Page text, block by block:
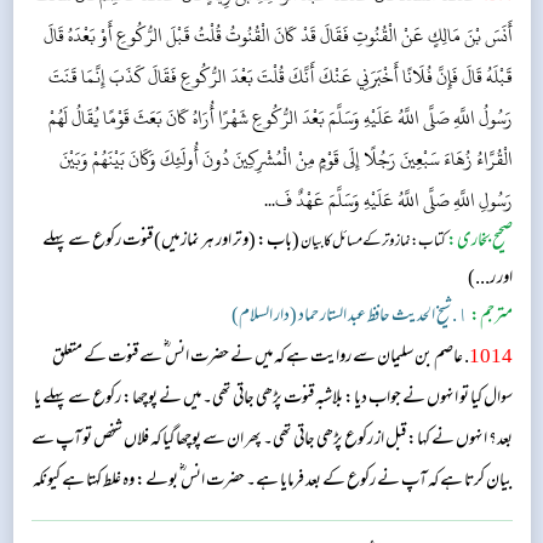
أَنَسَ بْنَ مَالِكٍ عَنْ الْقُنُوتِ فَقَالَ قَدْ كَانَ الْقُنُوتُ قُلْتُ قَبْلَ الرُّكُوعِ أَوْ بَعْدَهُ قَالَ
قَبْلَهُ قَالَ فَإِنَّ فُلَانًا أَخْبَرَنِي عَنْكَ أَنَّكَ قُلْتَ بَعْدَ الرُّكُوعِ فَقَالَ كَذَبَ إِنَّمَا قَنَتَ
رَسُولُ اللَّهِ صَلَّى اللَّهُ عَلَيْهِ وَسَلَّمَ بَعْدَ الرُّكُوعِ شَهْرًا أُرَاهُ كَانَ بَعَثَ قَوْمًا يُقَالُ لَهُمْ
الْقُرَّاءُ زُهَاءَ سَبْعِينَ رَجُلًا إِلَى قَوْمٍ مِنْ الْمُشْرِكِينَ دُونَ أُولَئِكَ وَكَانَ بَيْنَهُمْ وَبَيْنَ
رَسُولِ اللَّهِ صَلَّى اللَّهُ عَلَيْهِ وَسَلَّمَ عَهْدٌ فَ...
صحیح بخاری:کتاب: نماز وتر کے مسائل کا بیان(باب: (وتر اور ہر نماز میں) قنوت رکوع سے پہلے
اور ر...)
مترجم: ١. شیخ الحدیث حافظ عبد الستار حماد (دار السلام)
1014 . عاصم بن سلیمان سے روایت ہے کہ میں نے حضرت انس ؓ سے قنوت کے متعلق
سوال کیا تو انہوں نے جواب دیا: بلاشبہ قنوت پڑھی جاتی تھی۔ میں نے پوچھا: رکوع سے پہلے یا
بعد؟ انہوں نے کہا: قبل از رکوع پڑھی جاتی تھی۔ پھر ان سے پوچھا گیا کہ فلاں شخص تو آپ سے
بیان کرتا ہے کہ آپ نے رکوع کے بعد فرمایا ہے۔ حضرت انس ؓ بولے: وہ غلط کہتا ہے کیونکہ
رسول اللہ ﷺ نے صرف ایک مہینہ رکوع کے بعد قنوت پڑھی تھی۔ میرے خیال کے